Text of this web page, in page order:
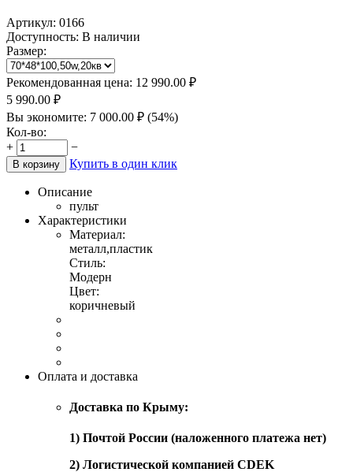
Артикул: 0166
Доступность: В наличии
Размер:
Рекомендованная цена: 12 990.00 ₽
5 990.00 ₽
Вы экономите: 7 000.00 ₽ (54%)
Кол-во:
+
−
В корзину Купить в один клик
Описание
пульт
Характеристики
Материал:
металл,пластик
Стиль:
Модерн
Цвет:
коричневый
Оплата и доставка
Доставка по Крыму:
1) Почтой России (наложенного платежа нет)
2) Логистической компанией CDEK